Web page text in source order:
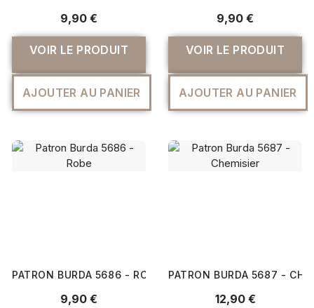
9,90 €
VOIR LE PRODUIT
AJOUTER AU PANIER
9,90 €
VOIR LE PRODUIT
AJOUTER AU PANIER
PATRON BURDA 5686 - ROBE
9,90 €
PATRON BURDA 5687 -
12,90 €